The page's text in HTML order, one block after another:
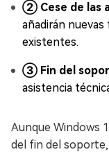
② Cese de las
añadirán
existentes.
③ Fin del
asistencia
Aunque Windows
del fin del